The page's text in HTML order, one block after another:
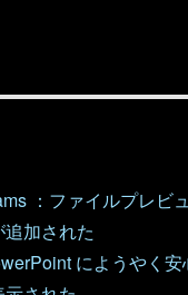
：ファイルプレビ
加された
にようやく